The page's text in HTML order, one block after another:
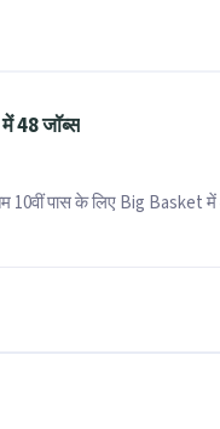
48 जॉब्स
10वीं पास के लिए Big Basket
क्षेत्र में तत्काल रिक्तियां हैं।